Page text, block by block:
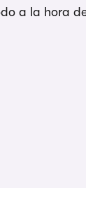
a la hora